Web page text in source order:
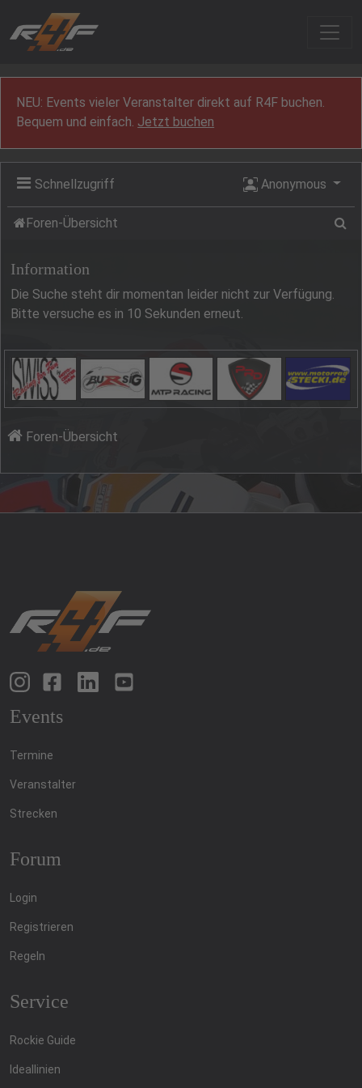
NEU: Events vieler Veranstalter direkt auf R4F buchen.
Bequem und einfach. Jetzt buchen
Schnellzugriff Anonymous
Foren-Übersicht
Information
Die Suche steht dir momentan leider nicht zur Verfügung.
Bitte versuche es in 10 Sekunden erneut.
Foren-Übersicht
Events
Termine
Veranstalter
Strecken
Forum
Login
Registrieren
Regeln
Service
Rockie Guide
Ideallinien